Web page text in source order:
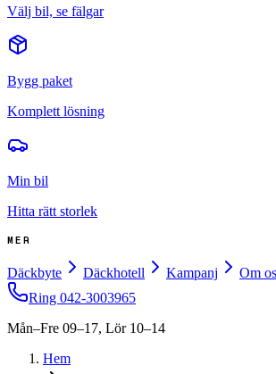
Välj bil, se fälgar
Bygg paket
Komplett lösning
Min bil
Hitta rätt storlek
MER
Däckbyte Däckhotell Kampanj Om
Ring 042-3003965
Mån–Fre 09–17, Lör 10–14
Hem